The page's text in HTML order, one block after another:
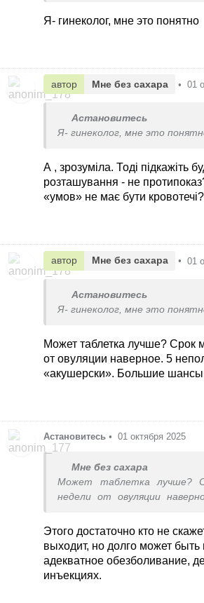
Я- гинеколог, мне это понятно
автор Мне без сахара • 01
Астановитесь
Я- гинеколог, мне это
А , зрозуміла. Тоді підкажіть
розташування - не
«умов» не має бути кровотечі?
автор Мне без сахара • 01
Астановитесь
Я- гинеколог, мне это
Может таблетка лучше? Срок
от овуляции наверное. 5
«акушерски». Большие шансы
Астановитесь • 01 октября 2025
Мне без сахара
Может таблетка лучше?
недели от овуляции
Этого достаточно кто не
выходит, но долго может быть
адекватное обезболивание,
инъекциях.